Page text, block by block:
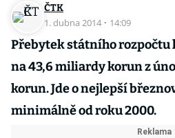
ČTK
1. dubna 2014 · 14:09
Přebytek státního rozpočtu
na 43,6 miliardy korun z
korun. Jde o nejlepší
minimálně od roku 2000.